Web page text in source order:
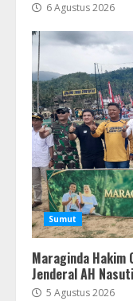
6 Agustus 2026
Sumut
Maraginda Hakim
Jenderal AH
5 Agustus 2026